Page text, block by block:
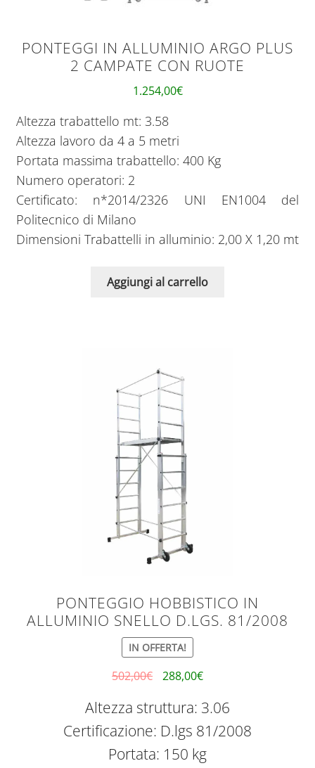
PONTEGGI IN ALLUMINIO ARGO PLUS
2 CAMPATE CON RUOTE
1.254,00€
Altezza trabattello mt: 3.58
Altezza lavoro da 4 a 5 metri
Portata massima trabattello: 400 Kg
Numero operatori: 2
Certificato: n*2014/2326 UNI EN1004 del
Politecnico di Milano
Dimensioni Trabattelli in alluminio: 2,00 X 1,20 mt
Aggiungi al carrello
PONTEGGIO HOBBISTICO IN
ALLUMINIO SNELLO D.LGS. 81/2008
IN OFFERTA!
502,00€ 288,00€
Altezza struttura: 3.06
Certificazione: D.lgs 81/2008
Portata: 150 kg